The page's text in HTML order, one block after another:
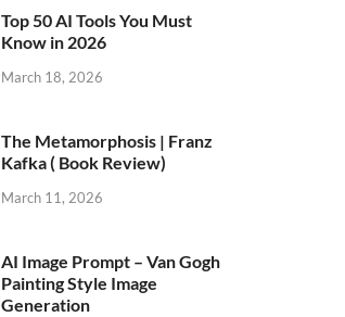
Top 50 AI Tools You Must
Know in 2026
March 18, 2026
The Metamorphosis | Franz
Kafka ( Book Review)
March 11, 2026
AI Image Prompt – Van Gogh
Painting Style Image
Generation